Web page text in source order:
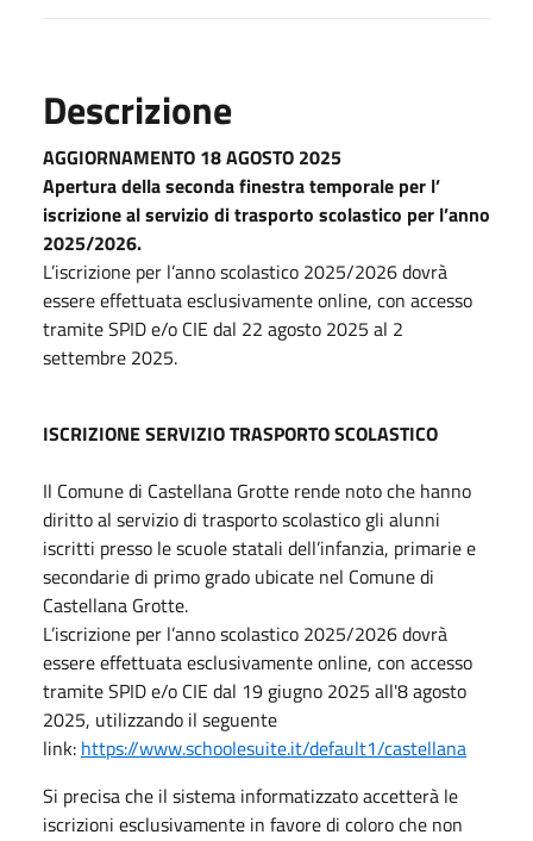
Descrizione
AGGIORNAMENTO 18 AGOSTO 2025
Apertura della seconda finestra temporale per l’
iscrizione al servizio di trasporto scolastico per l’anno
2025/2026.
L’iscrizione per l’anno scolastico 2025/2026 dovrà
essere effettuata esclusivamente online, con accesso
tramite SPID e/o CIE dal 22 agosto 2025 al 2
settembre 2025.
ISCRIZIONE SERVIZIO TRASPORTO SCOLASTICO
Il Comune di Castellana Grotte rende noto che hanno
diritto al servizio di trasporto scolastico gli alunni
iscritti presso le scuole statali dell’infanzia, primarie e
secondarie di primo grado ubicate nel Comune di
Castellana Grotte.
L’iscrizione per l’anno scolastico 2025/2026 dovrà
essere effettuata esclusivamente online, con accesso
tramite SPID e/o CIE dal 19 giugno 2025 all'8 agosto
2025, utilizzando il seguente
link: https://www.schoolesuite.it/default1/castellana
Si precisa che il sistema informatizzato accetterà le
iscrizioni esclusivamente in favore di coloro che non